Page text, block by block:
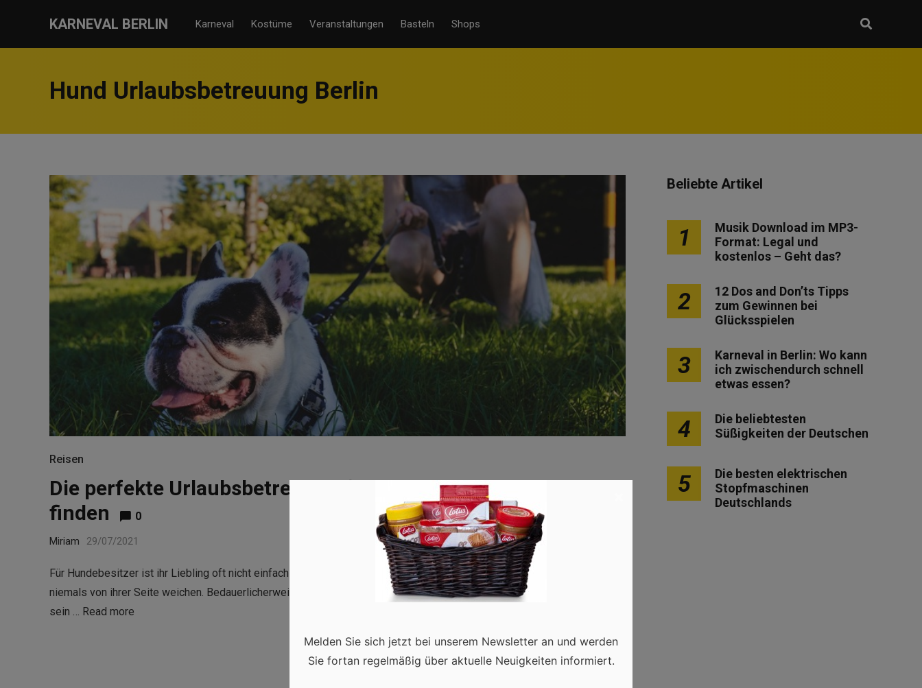
KARNEVAL BERLIN Karneval Kostüme Veranstaltungen Basteln Shops
Hund Urlaubsbetreuung Berlin
Reisen
Die perfekte Urlaubsbetreuung für Ihren Hund in Berlin
finden
0
Miriam 29/07/2021
Für Hundebesitzer ist ihr Liebling oft nicht einfach nur ein Haustier – Er geht mit ihnen durch dick und dünn und würde
niemals von ihrer Seite weichen. Bedauerlicherweise gibt es jedoch Situationen, wo Ihr Vierbeiner nicht an Ihrer Seite
sein … Read more
Beliebte Artikel
1
Musik Download im MP3-
Format: Legal und
kostenlos – Geht das?
2
12 Dos and Don’ts Tipps
zum Gewinnen bei
Glücksspielen
3
Karneval in Berlin: Wo kann
ich zwischendurch schnell
etwas essen?
4
Die beliebtesten
Süßigkeiten der Deutschen
5
Die besten elektrischen
Stopfmaschinen
Deutschlands
Melden Sie sich jetzt bei unserem Newsletter an und werden
Sie fortan regelmäßig über aktuelle Neuigkeiten informiert.